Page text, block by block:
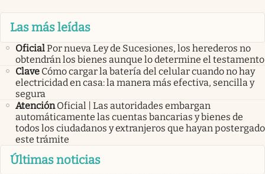
Las más leídas
OficialPor nueva Ley de Sucesiones, los herederos no
obtendrán los bienes aunque lo determine el testamento
Clave Cómo cargar la batería del celular cuando no hay
electricidad en casa: la manera más efectiva, sencilla y
segura
Atención Oficial | Las autoridades embargan
automáticamente las cuentas bancarias y bienes de
todos los ciudadanos y extranjeros que hayan postergado
este trámite
Últimas noticias